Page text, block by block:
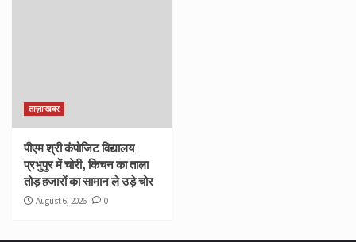
ताज़ा खबर
पीएम श्री कंपोजिट विद्यालय
प्रभुपुर में चोरी, किचन का ताला
तोड़ हजारों का सामान ले उड़े चोर
August 6, 2026 0